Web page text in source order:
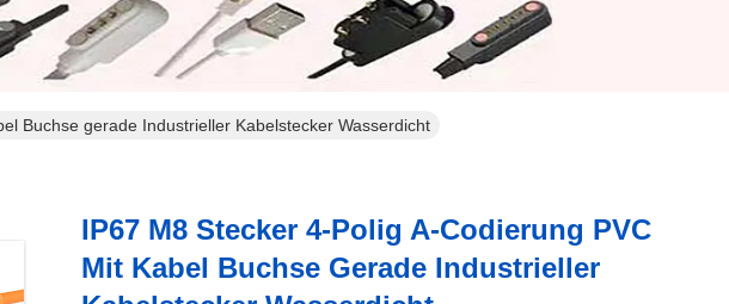
Buchse gerade Industrieller Kabelstecker Wasserdicht
IP67 M8 Stecker 4-Polig A-Codierung PVC
Mit Kabel Buchse Gerade Industrieller